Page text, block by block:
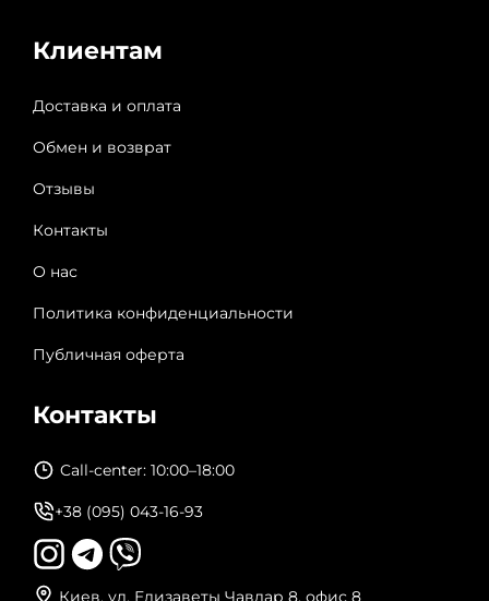
Клиентам
Доставка и оплата
Обмен и возврат
Отзывы
Контакты
О нас
Политика конфиденциальности
Публичная оферта
Контакты
Call-center: 10:00–18:00
+38 (095) 043-16-93
Киев, ул. Елизаветы Чавдар 8, офис 8